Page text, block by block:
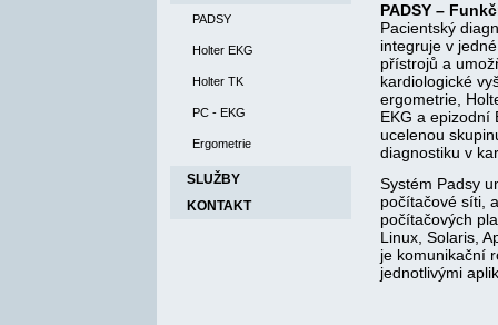
PADSY
Holter EKG
Holter TK
PC - EKG
Ergometrie
SLUŽBY
KONTAKT
PADSY –
Pacientský
integruje v
přístrojů a
kardiologické
ergometrie,
EKG a epizodní
ucelenou
diagnostiku v
Systém Padsy
počítačové síti,
počítačových
Linux, Solaris,
je komunikační
jednotlivými